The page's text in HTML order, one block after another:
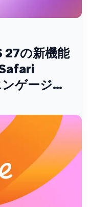
27の新機能
ゲージメ